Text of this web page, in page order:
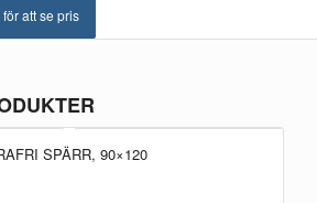
att se pris
SPÄRR, 90×120